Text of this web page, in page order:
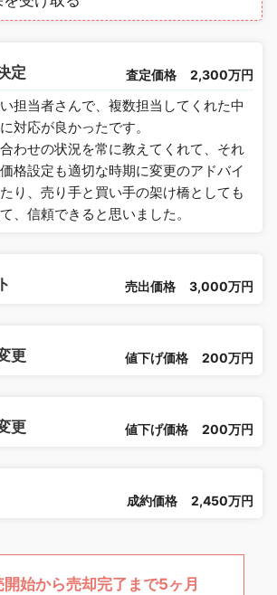
定 査定価格 2,300万円
担当者さんで、複数担当してくれた中
対応が良かったです。
わせの状況を常に教えてくれて、それ
格設定も適切な時期に変更のアドバイ
り、売り手と買い手の架け橋としても
、信頼できると思いました。
売出価格 3,000万円
更 値下げ価格 200万円
更 値下げ価格 200万円
成約価格 2,450万円
開始から売却完了まで5ヶ月